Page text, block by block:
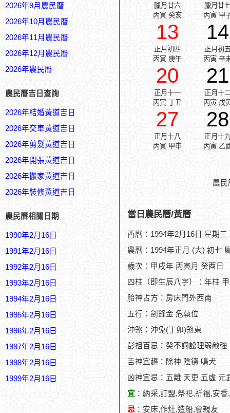
2026年9月農民曆
2026年10月農民曆
2026年11月農民曆
2026年12月農民曆
2026年農民曆
農民曆吉日查詢
2026年結婚黃道吉日
2026年交車黃道吉日
2026年剪髮黃道吉日
2026年開張黃道吉日
2026年搬家黃道吉日
2026年裝修黃道吉日
農民曆相關日期
1990年2月16日
1991年2月16日
1992年2月16日
1993年2月16日
1994年2月16日
1995年2月16日
1996年2月16日
1997年2月16日
1998年2月16日
1999年2月16日
臘月廿六
丙寅 癸亥
臘月廿
丙寅 甲
13
正月初四
丙寅 庚午
14
正月初
丙寅 辛
20
正月十一
丙寅 丁丑
21
正月十
丙寅 戊
27
正月十八
丙寅 甲申
28
正月十
丙寅 乙
農
當日農民曆/黃曆
西曆：1994年2月16日 星期三
農曆：1994年正月 (大) 初七
歲次：甲戌年 丙寅月 癸酉日
四柱（即生辰八字）：年柱
胎神占方：房床門外西南
五行：劍鋒金 危執位
沖煞：沖兔(丁卯)煞東
彭祖百忌：癸不詞訟理弱敵
吉神宜趨：除神 陰德 鳴犬
凶神宜忌：五離 天吏 五虛 元
宜 ：納采,訂盟,祭祀,祈福,安
忌 ：安床,作灶,造船,會親友